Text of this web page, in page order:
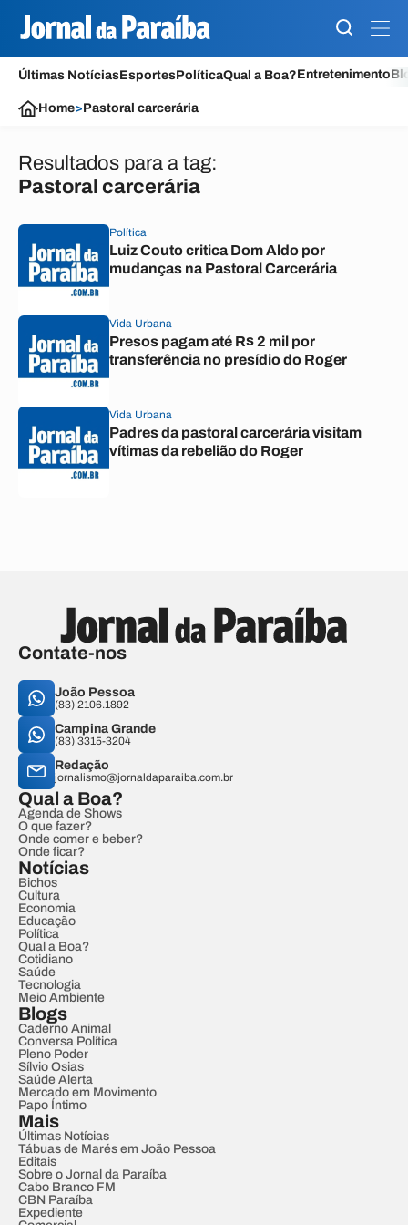
Últimas NotíciasEsportesPolíticaQual a Boa?Entretenimento
Home>Pastoral carcerária
Resultados para a tag:
Pastoral carcerária
Política
Luiz Couto critica Dom Aldo por
mudanças na Pastoral Carcerária
Vida Urbana
Presos pagam até R$ 2 mil por
transferência no presídio do Roger
Vida Urbana
Padres da pastoral carcerária visitam
vítimas da rebelião do Roger
Contate-nos
João Pessoa
(83) 2106.1892
Campina Grande
(83) 3315-3204
Redação
jornalismo@jornaldaparaiba.com.br
Qual a Boa?
Agenda de Shows
O que fazer?
Onde comer e beber?
Onde ficar?
Notícias
Bichos
Cultura
Economia
Educação
Política
Qual a Boa?
Cotidiano
Saúde
Tecnologia
Meio Ambiente
Blogs
Caderno Animal
Conversa Política
Pleno Poder
Sílvio Osias
Saúde Alerta
Mercado em Movimento
Papo Íntimo
Mais
Últimas Notícias
Tábuas de Marés em João Pessoa
Editais
Sobre o Jornal da Paraíba
Cabo Branco FM
CBN Paraíba
Expediente